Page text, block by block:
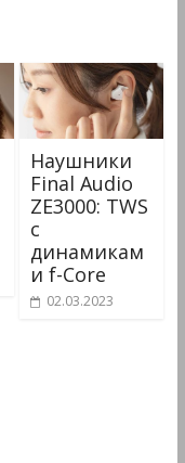
Наушники
Final Audio
ZE3000: TWS
с
динамикам
и f-Core
02.03.2023